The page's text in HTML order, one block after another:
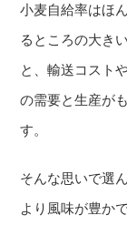
小麦自給率はほ
るところの大き
と、輸送コスト
の需要と生産が
す。
そんな思いで選
より風味が豊か